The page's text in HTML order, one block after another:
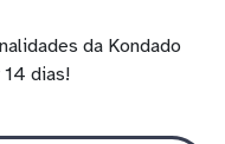
da Kondado
dias!